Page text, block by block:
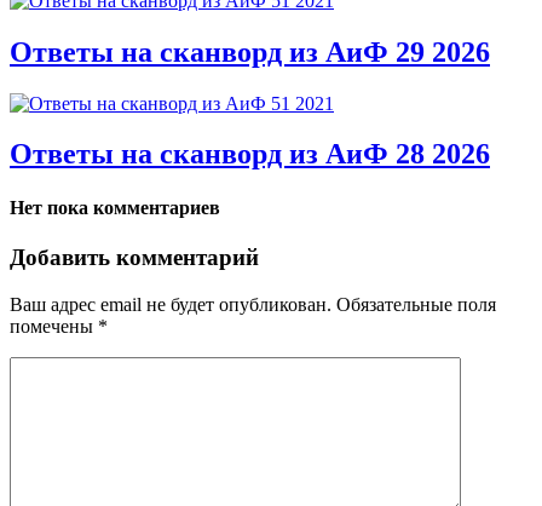
Ответы на сканворд из АиФ 29 2026
Ответы на сканворд из АиФ 28 2026
Нет пока комментариев
Добавить комментарий
Ваш адрес email не будет опубликован. Обязательные поля
помечены *